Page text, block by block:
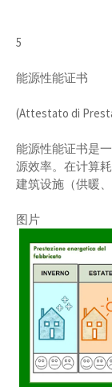
5
能源性能证书
(Attestato di
能源性能证书是
源效率。在计算
建筑设施（供暖
图片